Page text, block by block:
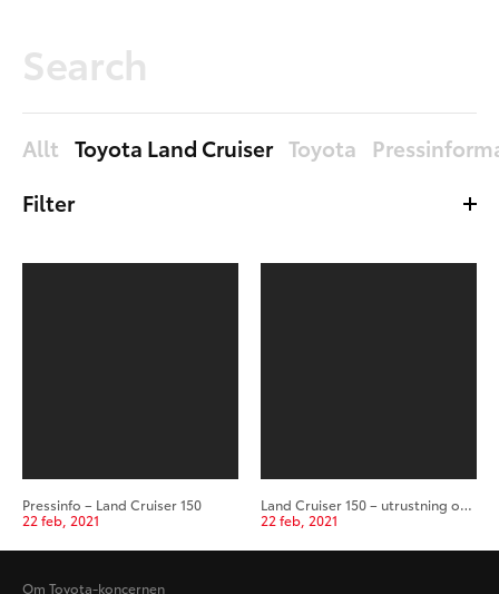
Allt Toyota Land Cruiser Toyota
Filter
Bilder
Pressinfo – Land Cruiser 150
22 feb, 2021
Land Cruiser 150 – utrustning och specifikationer
22 feb, 2021
Om Toyota-koncernen